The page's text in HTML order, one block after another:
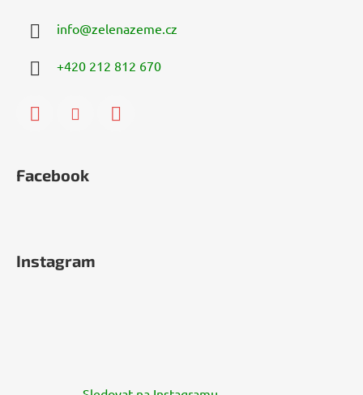
info@zelenazeme.cz
+420 212 812 670
Facebook
Instagram